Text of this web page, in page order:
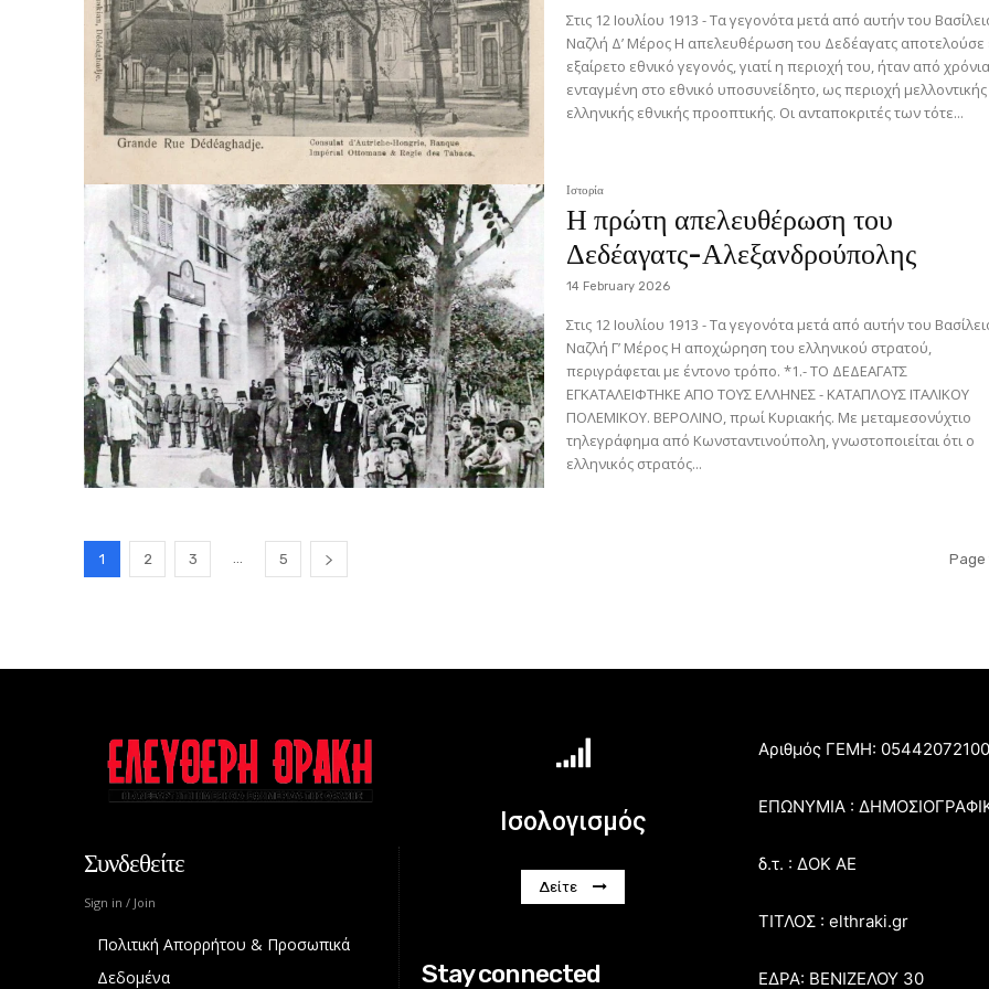
Στις 12 Ιουλίου 1913 - Τα γεγονότα μετά από αυτήν του Βασίλειου
Ναζλή Δ’ Μέρος Η απελευθέρωση του Δεδέαγατς αποτελούσε ένα
εξαίρετο εθνικό γεγονός, γιατί η περιοχή του, ήταν από
ενταγμένη στο εθνικό υποσυνείδητο, ως περιοχή μελλοντικής
ελληνικής εθνικής προοπτικής. Οι ανταποκριτές των τότε...
Ιστορία
Η πρώτη απελευθέρωση του
Δεδέαγατς-Αλεξανδρούπολης
14 February 2026
Στις 12 Ιουλίου 1913 - Τα γεγονότα μετά από αυτήν του Βασίλειου
Ναζλή Γ’ Μέρος Η αποχώρηση του ελληνικού στρατού,
περιγράφεται με έντονο τρόπο. *1.- ΤΟ ΔΕΔΕΑΓΑΤΣ
ΕΓΚΑΤΑΛΕΙΦΤΗΚΕ ΑΠΟ ΤΟΥΣ ΕΛΛΗΝΕΣ - ΚΑΤΑΠΛΟΥΣ ΙΤΑΛΙΚΟΥ
ΠΟΛΕΜΙΚΟΥ. ΒΕΡΟΛΙΝΟ, πρωί Κυριακής. Με μεταμεσονύχτιο
τηλεγράφημα από Κωνσταντινούπολη, γνωστοποιείται ότι ο
ελληνικός στρατός...
1 2 3 ... 5 Page
Συνδεθείτε
Sign in / Join
Πολιτική Απορρήτου & Προσωπικά
Δεδομένα
Ισολογισμός
Δείτε
Stay connected
Αριθμός ΓΕΜΗ:
ΕΠΩΝΥΜΙΑ :
δ.τ. : ΔΟΚ ΑΕ
ΤΙΤΛΟΣ : elthraki.gr
ΕΔΡΑ: ΒΕΝΙΖΕΛΟΥ 30